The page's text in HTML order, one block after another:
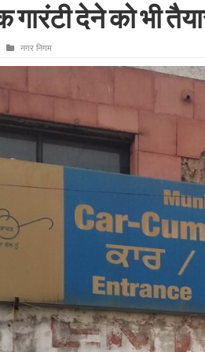
गारंटी देने को भी
नगर निगम